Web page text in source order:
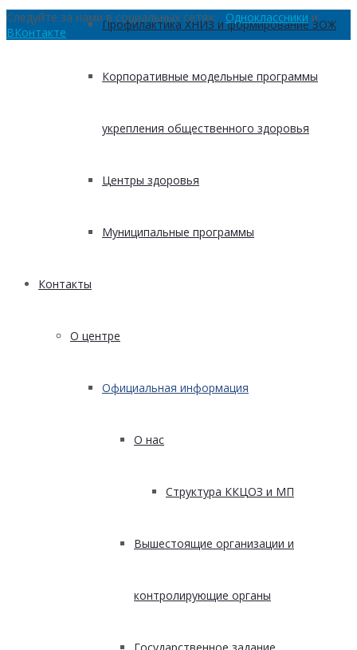
Профилактика ХНИЗ и формирование ЗОЖ
Корпоративные модельные программы
укрепления общественного здоровья
Центры здоровья
Муниципальные программы
Контакты
О центре
Официальная информация
О нас
Структура ККЦОЗ и МП
Вышестоящие организации и
контролирующие органы
Следуйте за нами в социальных сетях: Одноклассники и
ВКонтакте